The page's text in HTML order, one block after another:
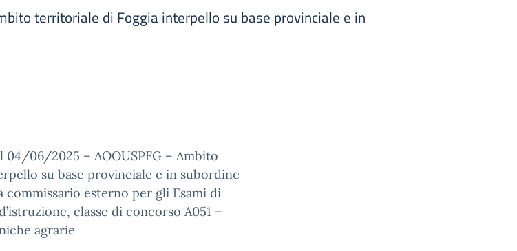
territoriale di Foggia interpello su base provinciale e in
04/06/2025 – AOOUSPFG – Ambito
su base provinciale e in subordine
esterno per gli Esami di
classe di concorso A051 –
agrarie